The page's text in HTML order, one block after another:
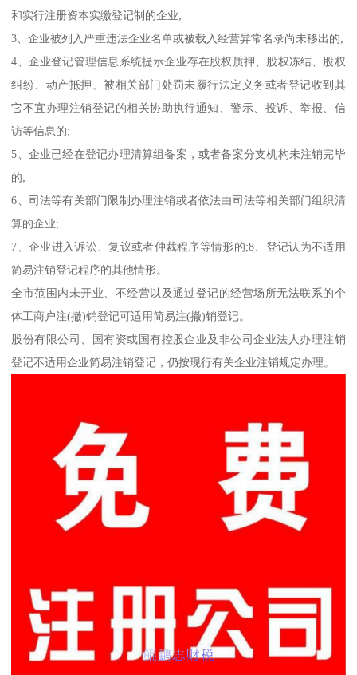
和实行注册资本实缴登记制的企业;
3、企业被列入严重违法企业名单或被载入经营异常名录尚未移出的;
4、企业登记管理信息系统提示企业存在股权质押、股权冻结、股权
纠纷、动产抵押、被相关部门处罚未履行法定义务或者登记收到其
它不宜办理注销登记的相关协助执行通知、警示、投诉、举报、信
访等信息的;
5、企业已经在登记办理清算组备案，或者备案分支机构未注销完毕
的;
6、司法等有关部门限制办理注销或者依法由司法等相关部门组织清
算的企业;
7、企业进入诉讼、复议或者仲裁程序等情形的;8、登记认为不适用
简易注销登记程序的其他情形。
全市范围内未开业、不经营以及通过登记的经营场所无法联系的个
体工商户注(撤)销登记可适用简易注(撤)销登记。
股份有限公司、国有资或国有控股企业及非公司企业法人办理注销
登记不适用企业简易注销登记，仍按现行有关企业注销规定办理。